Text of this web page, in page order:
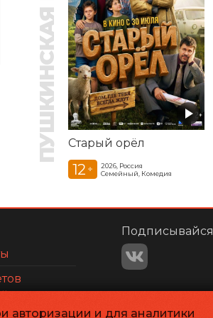
Старый орёл
12 +
2026, Россия
Семейный, Комедия
авторизации и для аналитики
Подписывайся